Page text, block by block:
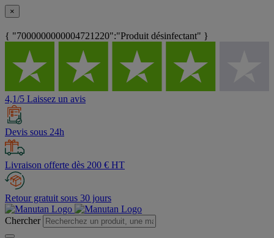
×
{ "7000000000004721220":"Produit désinfectant" }
4,1/5 Laissez un avis
Devis sous 24h
Livraison offerte dès 200 € HT
Retour gratuit sous 30 jours
Chercher